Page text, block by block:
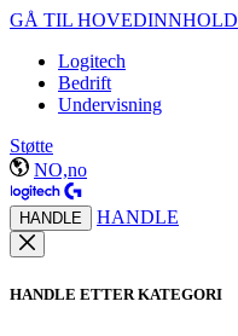
GÅ TIL HOVEDINNHOLD
Logitech
Bedrift
Undervisning
Støtte
NO,no
HANDLE HANDLE
HANDLE ETTER KATEGORI